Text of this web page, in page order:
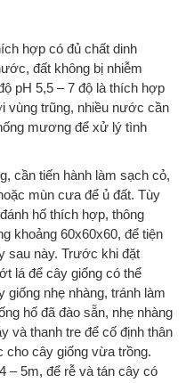
hợp có đủ chất dinh
đất không bị nhiễm
pH 5,5 – 7 độ là thích hợp
vùng trũng, nhiều nước cần
mương để xử lý tình
cần tiến hành làm sạch cỏ,
mùn cưa để ủ đất. Tùy
hố thích hợp, thông
khoảng 60x60x60, để tiện
sau này. Trước khi đặt
lá để cây giống có thể
giống nhẹ nhàng, tránh làm
hố đã đào sẵn, nhẹ nhàng
và thanh tre để cố định thân
cây giống vừa trồng.
– 5m, để rễ và tán cây có